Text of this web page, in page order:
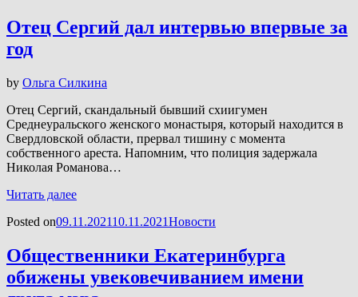
Отец Сергий дал интервью впервые за
год
by Ольга Силкина
Отец Сергий, скандальный бывший схиигумен
Среднеуральского женского монастыря, который находится в
Свердловской области, прервал тишину с момента
собственного ареста. Напомним, что полиция задержала
Николая Романова…
Читать далее
Posted on09.11.202110.11.2021Новости
Общественники Екатеринбурга
обижены увековечиванием имени